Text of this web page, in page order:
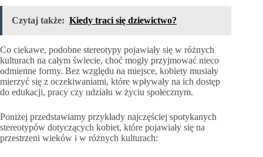
Czytaj także: Kiedy traci się dziewictwo?
Co ciekawe, podobne stereotypy pojawiały się w różnych
kulturach na całym świecie, choć mogły przyjmować nieco
odmienne formy. Bez względu na miejsce, kobiety musiały
mierzyć się z oczekiwaniami, które wpływały na ich dostęp
do edukacji, pracy czy udziału w życiu społecznym.
Poniżej przedstawiamy przykłady najczęściej spotykanych
stereotypów dotyczących kobiet, które pojawiały się na
przestrzeni wieków i w różnych kulturach: